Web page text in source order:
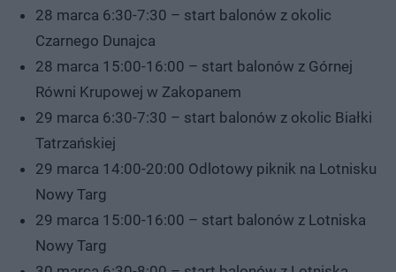
28 marca 6:30-7:30 – start balonów z okolic
Czarnego Dunajca
28 marca 15:00-16:00 – start balonów z Górnej
Równi Krupowej w Zakopanem
29 marca 6:30-7:30 – start balonów z okolic Białki
Tatrzańskiej
29 marca 14:00-20:00 Odlotowy piknik na Lotnisku
Nowy Targ
29 marca 15:00-16:00 – start balonów z Lotniska
Nowy Targ